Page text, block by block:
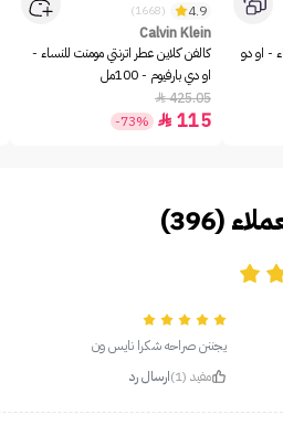
- او دو
4.9
(1668)
Calvin Klein
كالفن كلاين عطر اترنتي مومنت للنساء -
او دي بارفيوم - 100مل
425.05

115

-73%
(396)
يجننن صراحه شكرا نايس ون
مفيد (1)
ارسال رد